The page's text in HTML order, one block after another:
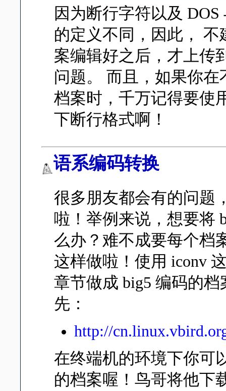
因为断行字符以及
的定义不同，因此， 不
案编辑好之后，才上传
问题。 而且，如果你
档案时，千万记得要使
下断行格式啊！
语系编码转换
很多朋友都会有的问题
啦！举例来说，想要将
么办？难不成要每个档
这样做啦！使用 iconv
章节做成 big5 编码的
先：
http://
在终端机的环境下你可
的档案喔！鸟哥将他下